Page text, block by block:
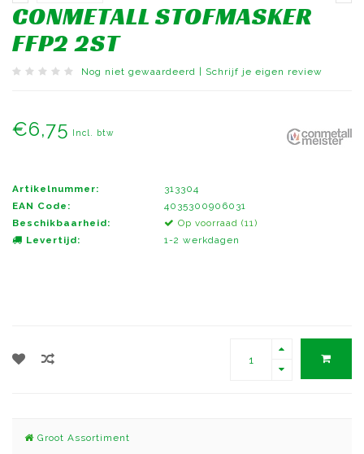
CONMETALL STOFMASKER
FFP2 2ST
Nog niet gewaardeerd Schrijf je eigen review
€6,75 Incl. btw
Artikelnummer:
313304
EAN Code:
4035300906031
Beschikbaarheid:
Op voorraad (11)
Levertijd:
1-2 werkdagen
Groot Assortiment